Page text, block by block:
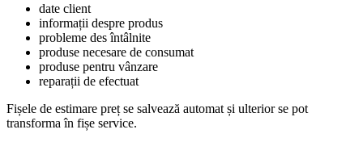
date client
informații despre produs
probleme des întâlnite
produse necesare de consumat
produse pentru vânzare
reparații de efectuat
Fișele de estimare preț se salvează automat și ulterior se pot
transforma în fișe service.